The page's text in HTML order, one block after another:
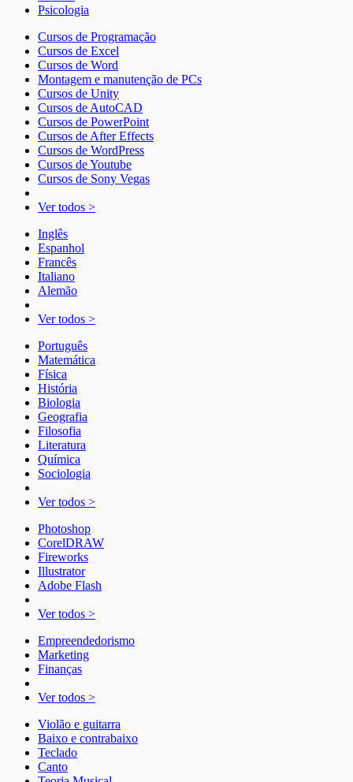
Psicologia
Cursos de Programação
Cursos de Excel
Cursos de Word
Montagem e manutenção de PCs
Cursos de Unity
Cursos de AutoCAD
Cursos de PowerPoint
Cursos de After Effects
Cursos de WordPress
Cursos de Youtube
Cursos de Sony Vegas
Ver todos >
Inglês
Espanhol
Francês
Italiano
Alemão
Ver todos >
Português
Matemática
Física
História
Biologia
Geografia
Filosofia
Literatura
Química
Sociologia
Ver todos >
Photoshop
CorelDRAW
Fireworks
Illustrator
Adobe Flash
Ver todos >
Empreendedorismo
Marketing
Finanças
Ver todos >
Violão e guitarra
Baixo e contrabaixo
Teclado
Canto